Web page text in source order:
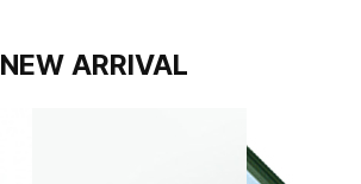
NEW ARRIVAL